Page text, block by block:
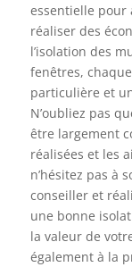
essentielle pour
réaliser des
l’isolation des
fenêtres,
particulière et
N’oubliez pas
être largement
réalisées et les
n’hésitez pas à
conseiller et
une bonne
la valeur de
également à la